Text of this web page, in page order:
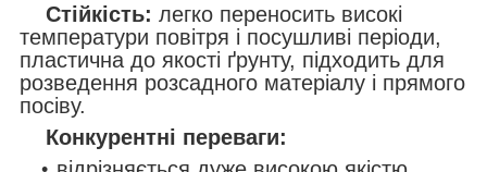
Стійкість: легко переносить високі
температури повітря і посушливі періоди,
пластична до якості ґрунту, підходить для
розведення розсадного матеріалу і прямого
посіву.
Конкурентні переваги: